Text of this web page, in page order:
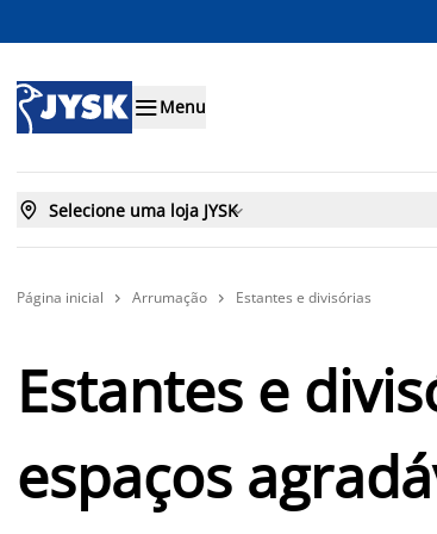
Menu
 Selecione uma loja JYSK
Página inicial  Arrumação  Estantes e divisórias
Estantes e
espaços